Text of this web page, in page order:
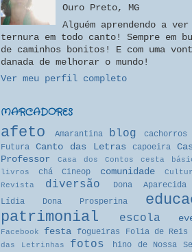
Ouro Preto, MG
Alguém aprendendo a ver
ternura em todo canto! Sempre em
de caminhos bonitos! E com uma
danada de melhorar o mundo!
Ver meu perfil completo
MARCADORES
afeto Amarantina blog cachorros
Futura
Canto das Letras capoeira
Professor
Casa dos Contos
cesta
livros
chá Cineop comunidade
Revista
diversão Dona Aparecida
Lídia
Dona Prosperina
patrimonial
escola
Facebook festa fogueiras Folia de Reis
das Letrinhas
fotos
hino de Nossa